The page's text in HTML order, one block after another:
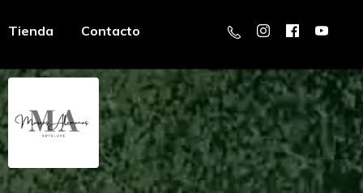
Tienda Contacto